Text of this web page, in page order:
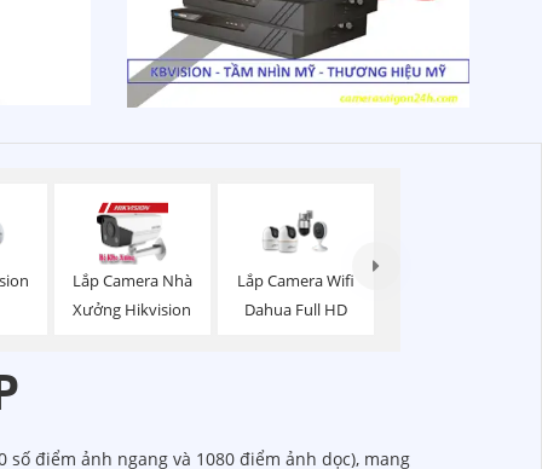
Lắp Camera Nhà
Xưởng Hikvision
Lắp Camera Wifi
Dahua Full HD
số điểm ảnh ngang và 1080 điểm ảnh dọc), mang